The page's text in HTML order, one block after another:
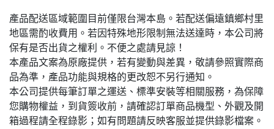
產品配送區域範圍目前僅限台灣本島。若配送偏遠鎮鄉村里
地區需酌收費用。若因特殊地形限制無法送達時，本公司將
保有是否出貨之權利。不便之處請見諒！
本產品文案為原廠提供，若有變動與差異，敬請參照實際商
品為準，產品功能與規格的更改恕不另行通知。
本公司提供每筆訂單之運送、標準安裝等相關服務，為保障
您購物權益，到貨簽收前，請確認訂單商品機型、外觀及開
箱過程請全程錄影；如有問題請反映客服並提供錄影檔案。